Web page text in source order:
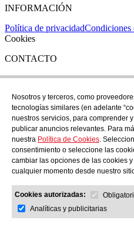
INFORMACIÓN
Política de privacidadCondiciones
Cookies
CONTACTO
Si tienes cualquier duda puedes
TEL: +34 972 21 30 04
EMAIL: despiral@despiral.com
SÍGUENOS EN
Instagram
Financiado por
Nosotros y terceros, como
tecnologías similares (en adelante
nuestros servicios, para comprender
publicar anuncios relevantes. Para
nuestra Política de Cookies.
consentimiento o seleccione las
cambiar las opciones de las cookies
cualquier momento desde nuestro
Cookies autorizadas:
Analíticas y publicitarias